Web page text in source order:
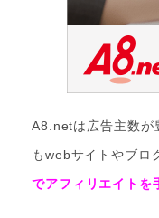
A8.netは広告主数が
もwebサイトやブロ
でアフィリエイトを